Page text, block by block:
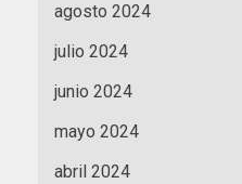
agosto 2024
julio 2024
junio 2024
mayo 2024
abril 2024